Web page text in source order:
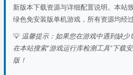
新版本下载资源与详细配置说明。本站
绿色免安装版单机游戏，所有资源均经
💡 温馨提示：如果您在游戏中遇到缺少
在本站搜索“游戏运行库检测工具”下载
版！